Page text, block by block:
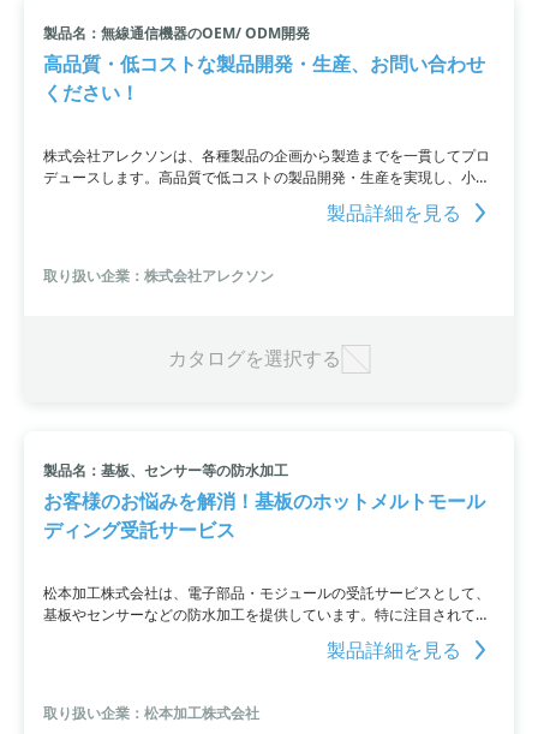
小カテゴリ: EMS
製品名：無線通信機器のOEM/ ODM開発
高品質・低コストな製品開発・生産、お問い合わせ
ください！
株式会社アレクソンは、各種製品の企画から製造までを一貫してプロ
デュースします。高品質で低コストの製品開発・生産を実現し、小ロ
ットなどのニーズにも対応。主に無線通信機器の開発・設計・量産に
優れた技術を持っています。また、Windows/iOS/androidアプリケー
など、一貫したワンストップ対応が可能です。大小ロットの試作から
量産までの生産も行っていて、信頼性評価試験も実施しています。詳
製品詳細を見る
取り扱い企業：株式会社アレクソン
カタログを選択する
製品名：基板、センサー等の防水加工
お客様のお悩みを解消！基板のホットメルトモール
ディング受託サービス
松本加工株式会社は、電子部品・モジュールの受託サービスとして、
基板やセンサーなどの防水加工を提供しています。特に注目されてい
るのは、電装部品の防水封止に用いられるホットメルトモールディン
グです。お客様から預かった基板などにホットメルト成形を施し、返
取り扱いが可能であり、材料の在庫も豊富です。最小限の負担でお客
様のニーズに応えるため、ISO9001認証取得の工場を運営していま
製品詳細を見る
取り扱い企業：松本加工株式会社